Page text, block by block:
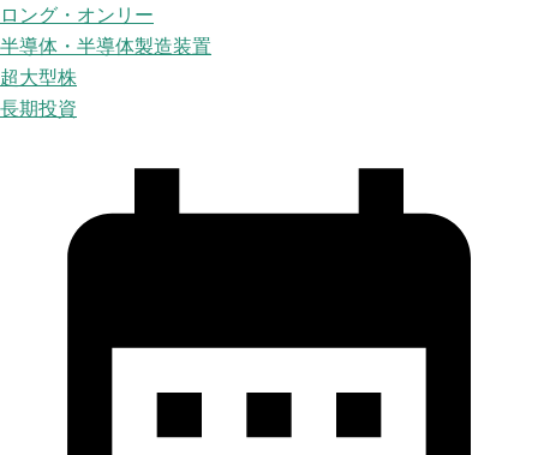
ロング・オンリー
半導体・半導体製造装置
超大型株
長期投資